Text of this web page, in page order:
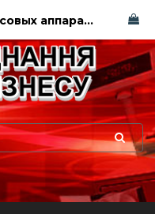
Порядок регистрации кассовых аппаратов